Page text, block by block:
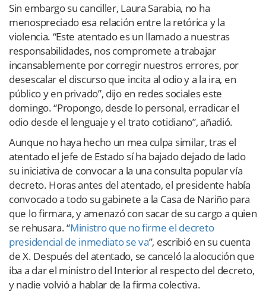
Sin embargo su canciller, Laura Sarabia, no ha
menospreciado esa relación entre la retórica y la
violencia. “Este atentado es un llamado a nuestras
responsabilidades, nos compromete a trabajar
incansablemente por corregir nuestros errores, por
desescalar el discurso que incita al odio y a la ira, en
público y en privado”, dijo en redes sociales este
domingo. “Propongo, desde lo personal, erradicar el
odio desde el lenguaje y el trato cotidiano”, añadió.
Aunque no haya hecho un mea culpa similar, tras el
atentado el jefe de Estado sí ha bajado dejado de lado
su iniciativa de convocar a la una consulta popular vía
decreto. Horas antes del atentado, el presidente había
convocado a todo su gabinete a la Casa de Nariño para
que lo firmara, y amenazó con sacar de su cargo a quien
se rehusara. “Ministro que no firme el decreto
presidencial de inmediato se va”, escribió en su cuenta
de X. Después del atentado, se canceló la alocución que
iba a dar el ministro del Interior al respecto del decreto,
y nadie volvió a hablar de la firma colectiva.